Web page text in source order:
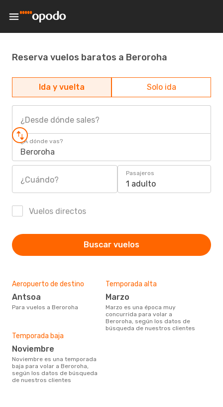
Reserva vuelos baratos a Beroroha
Ida y vuelta Solo ida
¿Desde dónde sales?
¿A dónde vas?
Beroroha
¿Cuándo?
Pasajeros
1 adulto
Vuelos directos
Buscar vuelos
Aeropuerto de destino
Antsoa
Para vuelos a Beroroha
Temporada alta
marzo
marzo es una época muy
concurrida para volar a
Beroroha, según los datos de
búsqueda de nuestros clientes
Temporada baja
noviembre
noviembre es una temporada
baja para volar a Beroroha,
según los datos de búsqueda
de nuestros clientes